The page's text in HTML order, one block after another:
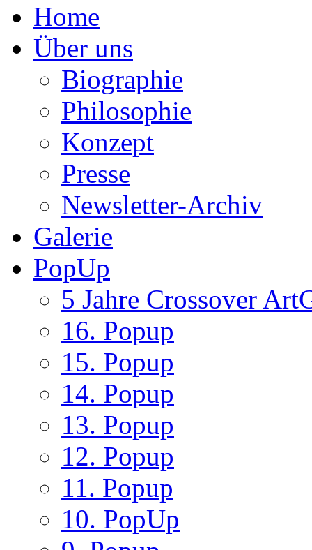
Home
Über uns
Biographie
Philosophie
Konzept
Presse
Newsletter-Archiv
Galerie
PopUp
5 Jahre Crossover
16. Popup
15. Popup
14. Popup
13. Popup
12. Popup
11. Popup
10. PopUp